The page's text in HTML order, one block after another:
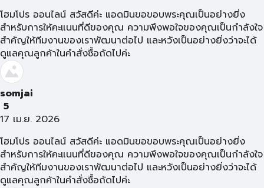
โฮมโปร ออนไลน์ สวัสดีค่ะ แอดมินขอขอบพระคุณเป็นอย่างยิ่ง
สำหรับการให้คะแนนที่ดีของคุณ ความพึงพอใจของคุณเป็นกำลังใจ
สำคัญให้ทีมงานของเราพัฒนาต่อไป และหวังเป็นอย่างยิ่งว่าจะได้
ดูแลคุณลูกค้าในคำสั่งซื้อถัดไปค่ะ
somjai
5
17 เม.ย. 2026
โฮมโปร ออนไลน์ สวัสดีค่ะ แอดมินขอขอบพระคุณเป็นอย่างยิ่ง
สำหรับการให้คะแนนที่ดีของคุณ ความพึงพอใจของคุณเป็นกำลังใจ
สำคัญให้ทีมงานของเราพัฒนาต่อไป และหวังเป็นอย่างยิ่งว่าจะได้
ดูแลคุณลูกค้าในคำสั่งซื้อถัดไปค่ะ